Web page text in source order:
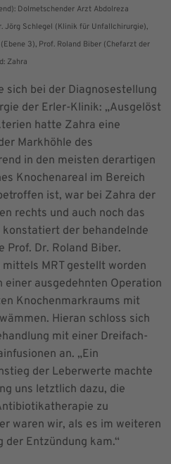
Dolmetschender Arzt Abdolreza
Jörg Schlegel (Klinik für Unfallchirurgie),
3), Prof. Roland Biber (Chefarzt der
Zahra
bei der Diagnosestellung
der Erler-Klinik: „Ausgelöst
hatte Zahra eine
Markhöhle des
in den meisten derartigen
Knochenareal im Bereich
ist, war bei Zahra der
rechts und auch noch das
konstatiert der behandelnde
Prof. Dr. Roland Biber.
MRT gestellt worden
einer ausgedehnten Operation
Knochenmarkraums mit
Hieran schloss sich
mit einer Dreifach-
an. „Ein
der Leberwerte machte
uns letztlich dazu, die
zu
waren wir, als es im weiteren
der Entzündung kam.“